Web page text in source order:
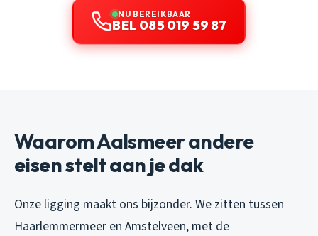
NU BEREIKBAAR
BEL 085 019 59 87
Waarom Aalsmeer andere
eisen stelt aan je dak
Onze ligging maakt ons bijzonder. We zitten tussen
Haarlemmermeer en Amstelveen, met de